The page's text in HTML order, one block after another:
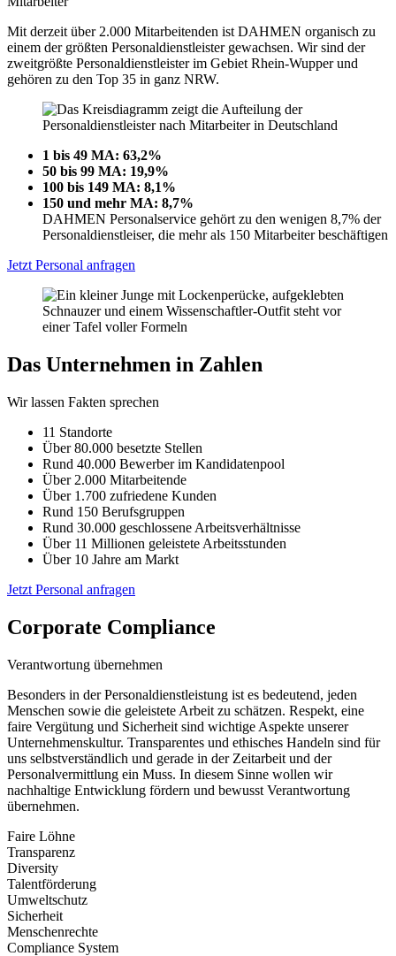
Mit derzeit über 2.000 Mitarbeitenden ist DAHMEN organisch zu
einem der größten Personaldienstleister gewachsen. Wir sind der
zweitgrößte Personaldienstleister im Gebiet Rhein-Wupper und
gehören zu den Top 35 in ganz NRW.
1 bis 49 MA: 63,2%
50 bis 99 MA: 19,9%
100 bis 149 MA: 8,1%
150 und mehr MA: 8,7%
DAHMEN Personalservice gehört zu den wenigen 8,7% der
Personaldienstleiser, die mehr als 150 Mitarbeiter beschäftigen
Jetzt Personal anfragen
Das Unternehmen in Zahlen
Wir lassen Fakten sprechen
11 Standorte
Über 80.000 besetzte Stellen
Rund 40.000 Bewerber im Kandidatenpool
Über 2.000 Mitarbeitende
Über 1.700 zufriedene Kunden
Rund 150 Berufsgruppen
Rund 30.000 geschlossene Arbeitsverhältnisse
Über 11 Millionen geleistete Arbeitsstunden
Über 10 Jahre am Markt
Jetzt Personal anfragen
Corporate Compliance
Verantwortung übernehmen
Besonders in der Personaldienstleistung ist es bedeutend, jeden
Menschen sowie die geleistete Arbeit zu schätzen. Respekt, eine
faire Vergütung und Sicherheit sind wichtige Aspekte unserer
Unternehmenskultur. Transparentes und ethisches Handeln sind für
uns selbstverständlich und gerade in der Zeitarbeit und der
Personalvermittlung ein Muss. In diesem Sinne wollen wir
nachhaltige Entwicklung fördern und bewusst Verantwortung
übernehmen.
Faire Löhne
Transparenz
Diversity
Talentförderung
Umweltschutz
Sicherheit
Menschenrechte
Compliance System